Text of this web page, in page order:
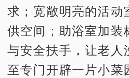
求；宽敞明亮的活动
供空间；助浴室加装
与安全扶手，让老人
至专门开辟一片小菜